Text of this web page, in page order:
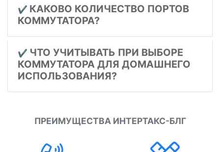
✔️ КАКОВО КОЛИЧЕСТВО ПОРТОВ
КОММУТАТОРА?
✔️ ЧТО УЧИТЫВАТЬ ПРИ ВЫБОРЕ
КОММУТАТОРА ДЛЯ ДОМАШНЕГО
ИСПОЛЬЗОВАНИЯ?
ПРЕИМУЩЕСТВА ИНТЕРТАКС-БЛГ